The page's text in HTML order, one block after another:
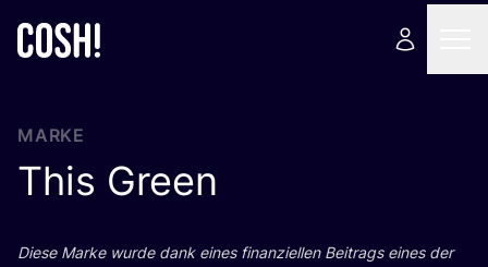
MARKE
This Green
Die­se Mar­ke wur­de dank eines finan­zi­el­len Bei­trags eines der